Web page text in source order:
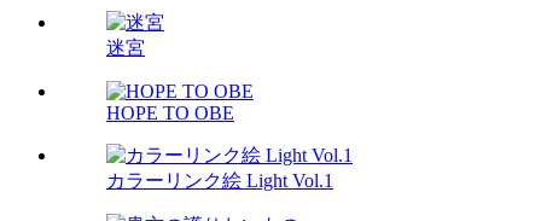
迷宮
HOPE TO OBE
カラーリンク絵 Light Vol.1